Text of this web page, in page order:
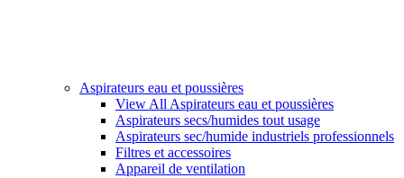
Aspirateurs eau et poussières
View All Aspirateurs eau et poussières
Aspirateurs secs/humides tout usage
Aspirateurs sec/humide industriels professionnels
Filtres et accessoires
Appareil de ventilation